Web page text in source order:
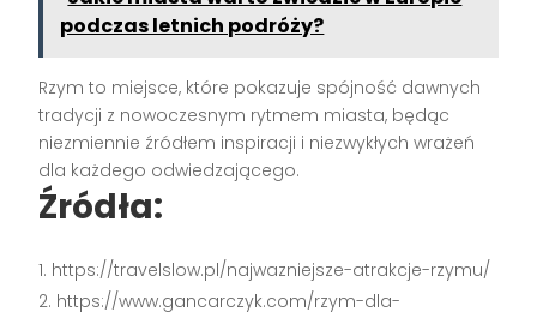
podczas letnich podróży?
Rzym to miejsce, które pokazuje spójność dawnych
tradycji z nowoczesnym rytmem miasta, będąc
niezmiennie źródłem inspiracji i niezwykłych wrażeń
dla każdego odwiedzającego.
Źródła:
https://travelslow.pl/najwazniejsze-atrakcje-rzymu/
https://www.gancarczyk.com/rzym-dla-